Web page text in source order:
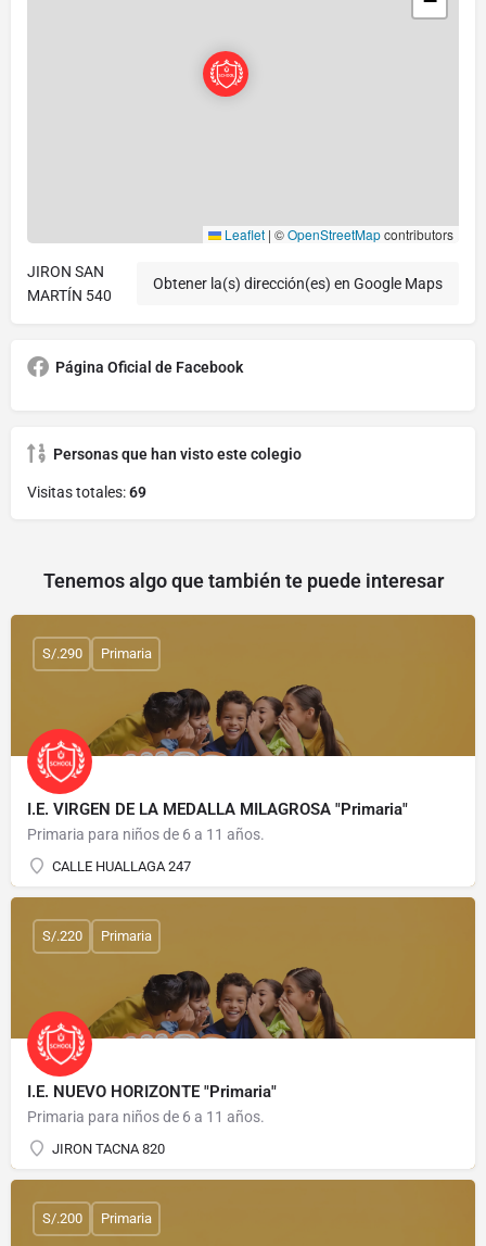
Leaflet | ©OpenStreetMapcontributors
JIRON SAN
MARTÍN 540
Obtener la(s) dirección(es) en Google Maps
Página Oficial de Facebook
Personas que han visto este colegio
Visitas totales:69
Tenemos algo que también te puede interesar
I.E. VIRGEN DE LA MEDALLA MILAGROSA "Primaria"
Primaria para niños de 6 a 11 años.
CALLE HUALLAGA 247
S/.290 Primaria
I.E. NUEVO HORIZONTE "Primaria"
Primaria para niños de 6 a 11 años.
JIRON TACNA 820
S/.220 Primaria
S/.200 Primaria